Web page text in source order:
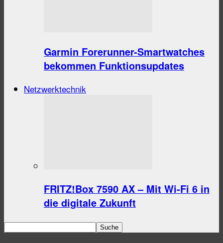
Garmin Forerunner-Smartwatches
bekommen Funktionsupdates
Netzwerktechnik
FRITZ!Box 7590 AX – Mit Wi-Fi 6 in
die digitale Zukunft